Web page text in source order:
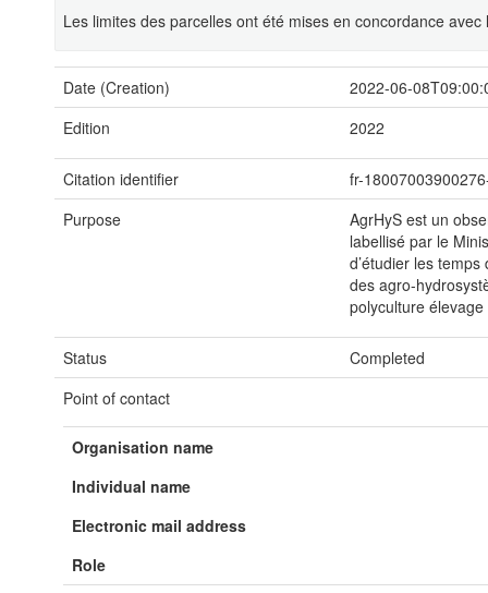
Les limites des parcelles ont été mises en concordance
Date (Creation)
2022-06-
Edition
2022
Citation identifier
fr-
Purpose
AgrHyS est un
labellisé par le
d’étudier les
des agro-
polyculture
Status
Completed
Point of contact
Organisation name
Individual name
Electronic mail address
Role